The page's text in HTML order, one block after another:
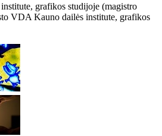
grafikos studijoje (magistro
VDA Kauno dailės institute, grafikos